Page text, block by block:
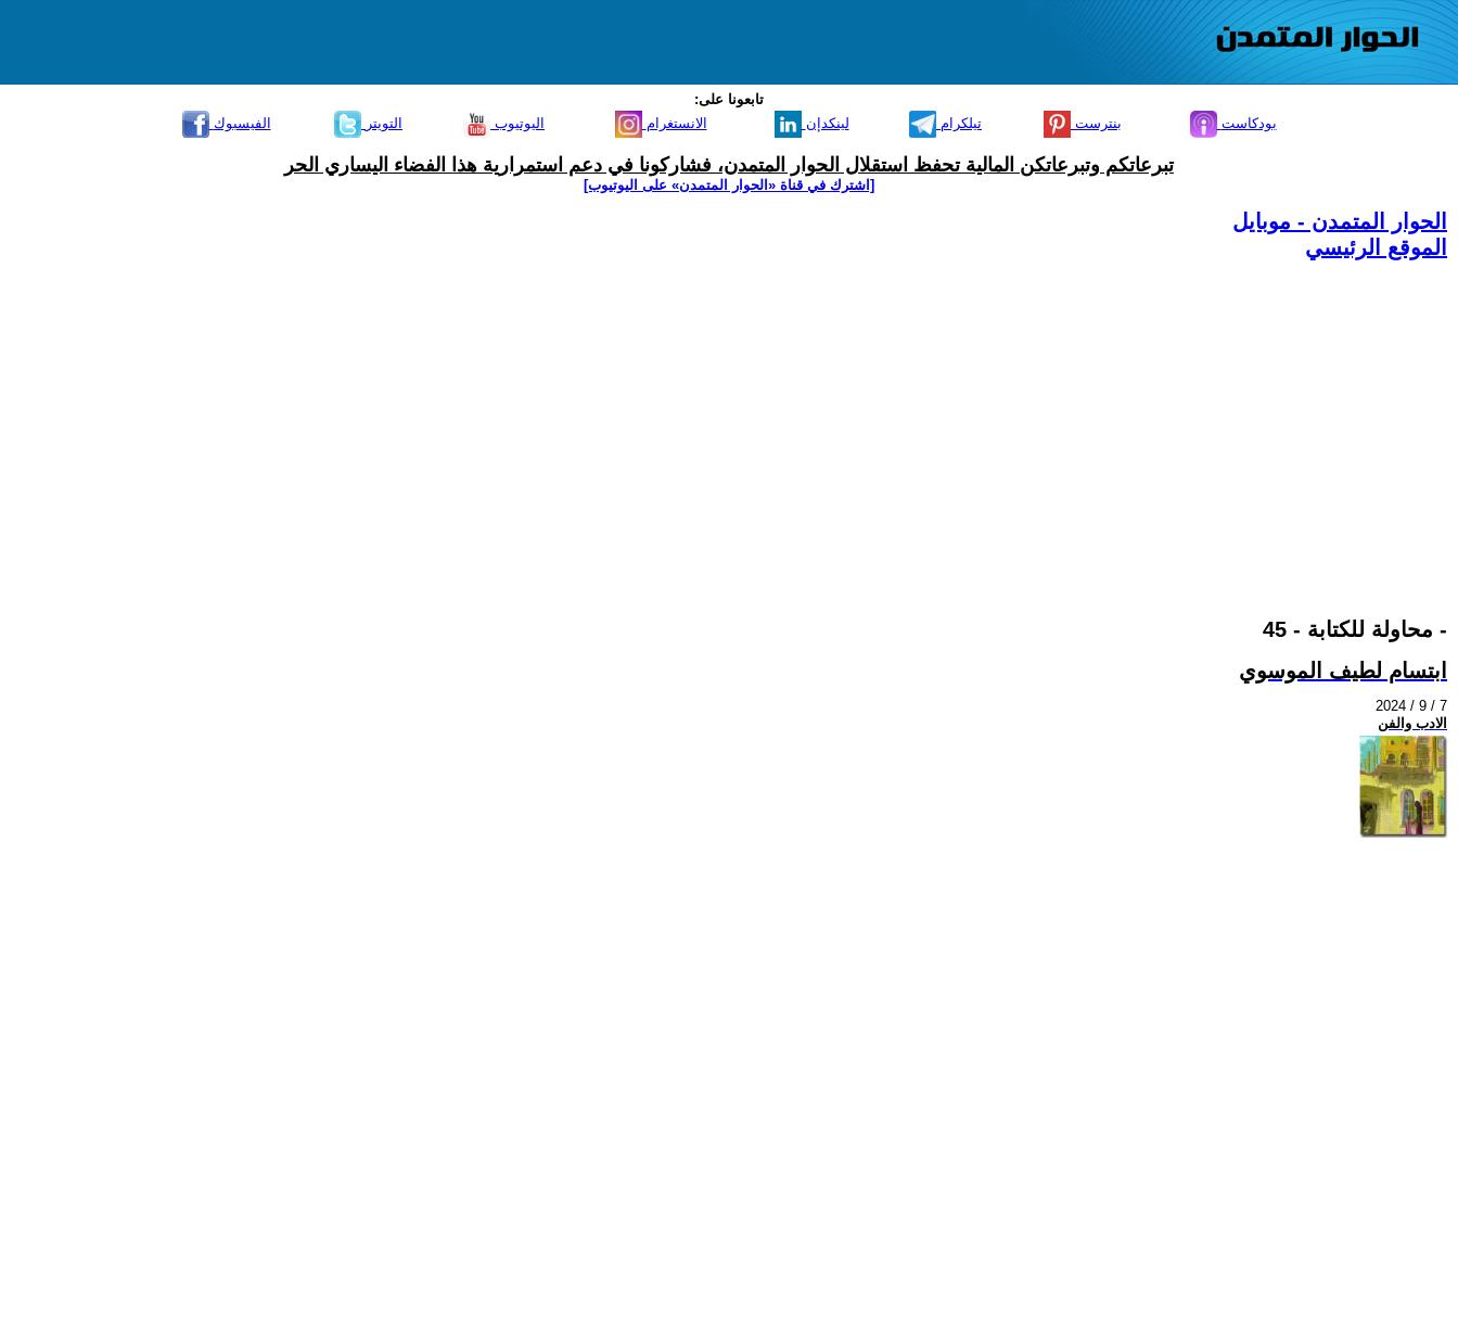
تابعونا على:
الفيسبوك
التويتر اليوتيوب الانستغرام لينكدإن تيلكرام بنترست بودكاست
تبرعاتكم وتبرعاتكن المالية تحفظ استقلال الحوار المتمدن، فشاركونا في دعم استمرارية هذا الفضاء اليساري الحر
[اشترك في قناة ‫«الحوار المتمدن» على اليوتيوب]
الحوار المتمدن - موبايل
الموقع الرئيسي
محاولة للكتابة - 45 -
ابتسام لطيف الموسوي
2024 / 9 / 7
الادب والفن